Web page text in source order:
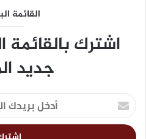
القائمة
اشترك بالقائمة
جديد